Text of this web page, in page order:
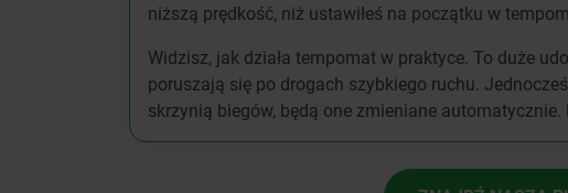
niższą prędkość, niż ustawiłeś na początku w
Widzisz, jak działa tempomat w praktyce. To duże
poruszają się po drogach szybkiego ruchu.
skrzynią biegów, będą one zmieniane